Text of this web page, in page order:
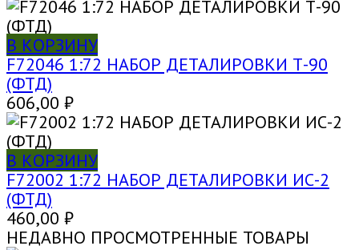
В КОРЗИНУ
F72046 1:72 НАБОР ДЕТАЛИРОВКИ Т-90
(ФТД)
606,00 ₽
В КОРЗИНУ
F72002 1:72 НАБОР ДЕТАЛИРОВКИ ИС-2
(ФТД)
460,00 ₽
НЕДАВНО ПРОСМОТРЕННЫЕ ТОВАРЫ